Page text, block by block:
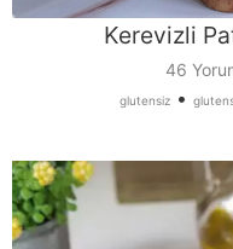
Kerevizli
46
glutensiz•